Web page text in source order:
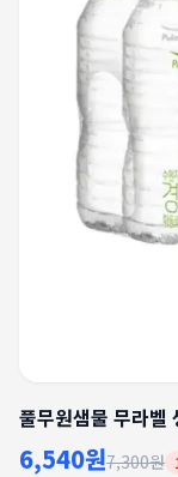
풀무원샘물 무라벨
6,540원7,300원